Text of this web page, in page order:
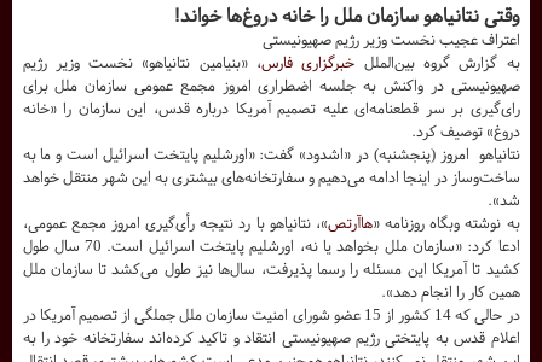
وقتی نتانیاهو سازمان ملل را خانه دروغ‌ها خواند!
اعتراف عجیب نخست وزیر رژیم صهیونیستی
به گزارش گروه بین‌الملل خبرگزاری فارس، «بنیامین نتانیاهو» نخست وزیر رژیم
صهیونیستی در واکنش به جلسه اضطراری امروز مجمع عمومی سازمان ملل برای
رای‌گیری بر سر قطعنامه‌ای علیه تصمیم آمریکا درباره قدس، این سازمان را «خانه
دروغ‌» توصیف کرد.
نتانیاهو امروز (پنجشنبه) در «اشدود» گفت: «اورشلیم پایتخت اسرائیل است و ما به
ساخت‌وساز در اینجا ادامه می‌دهیم و سفارتخانه‌های بیشتری به این شهر منتقل خواهد
شد».
به نوشته وبگاه روزنامه «هاآرتص»، نتانیاهو با رد نتیجه رأی‌‌گیری امروز مجمع عمومی،
ادعا کرد: «سازمان ملل بخواهد یا نه، اورشلیم پایتخت اسرائیل است. 70 سال طول
کشید تا آمریکا این مسئله را رسما پذیرفت، سال‌ها نیز طول می‌کشد تا سازمان ملل
همین کار را انجام دهد».
در حالی که 14 کشور از 15 عضو شورای امنیت سازمان ملل جملگی از تصمیم آمریکا در
اعلام قدس به پایتختی رژیم صهیونیستی انتقاد و تاکید کرده‌اند سفارتخانه خود را به